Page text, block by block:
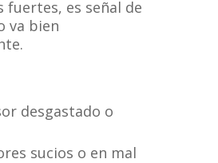
fuertes, es señal de
va bien
desgastado o
sucios o en mal